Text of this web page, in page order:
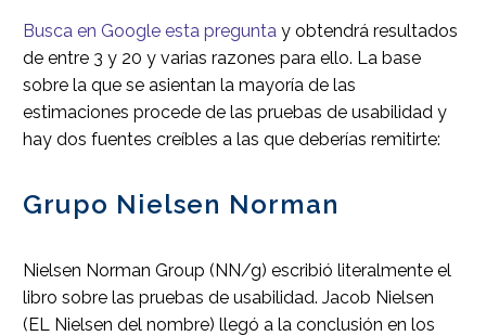
Busca en Google esta pregunta y obtendrá resultados
de entre 3 y 20 y varias razones para ello. La base
sobre la que se asientan la mayoría de las
estimaciones procede de las pruebas de usabilidad y
hay dos fuentes creíbles a las que deberías remitirte:
Grupo Nielsen Norman
Nielsen Norman Group (NN/g) escribió literalmente el
libro sobre las pruebas de usabilidad. Jacob Nielsen
(EL Nielsen del nombre) llegó a la conclusión en los